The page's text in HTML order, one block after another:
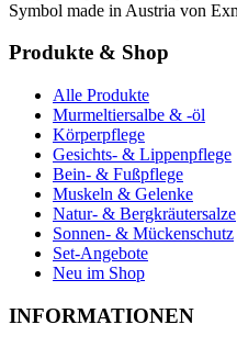
Produkte & Shop
Alle Produkte
Murmeltiersalbe & -öl
Körperpflege
Gesichts- & Lippenpflege
Bein- & Fußpflege
Muskeln & Gelenke
Natur- & Bergkräutersalze
Sonnen- & Mückenschutz
Set-Angebote
Neu im Shop
INFORMATIONEN